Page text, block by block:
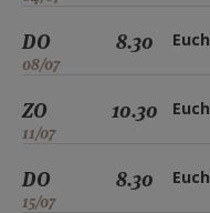
DO
08/07
8.30
ZO
11/07
10.30
DO
15/07
8.30